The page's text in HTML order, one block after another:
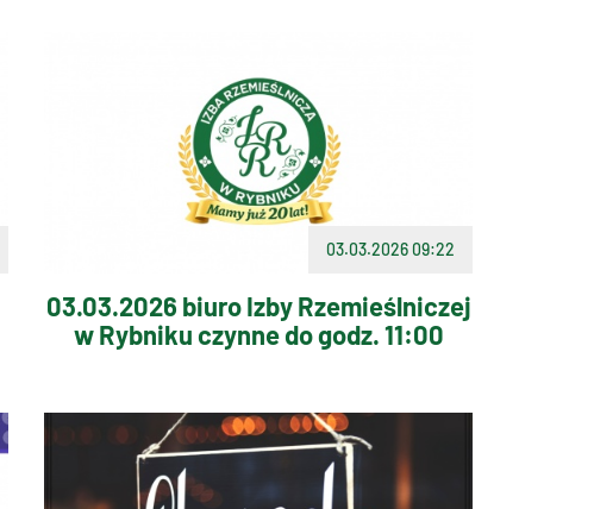
03.03.2026 09:22
03.03.2026 biuro Izby Rzemieślniczej
w Rybniku czynne do godz. 11:00